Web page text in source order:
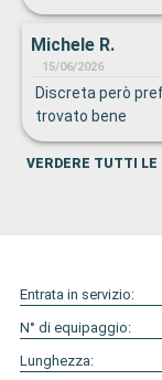
Michele R.
15/06/2026
Discreta però
trovato bene
VERDERE TUTTI LE
Entrata in servizio:
N° di equipaggio:
Lunghezza: